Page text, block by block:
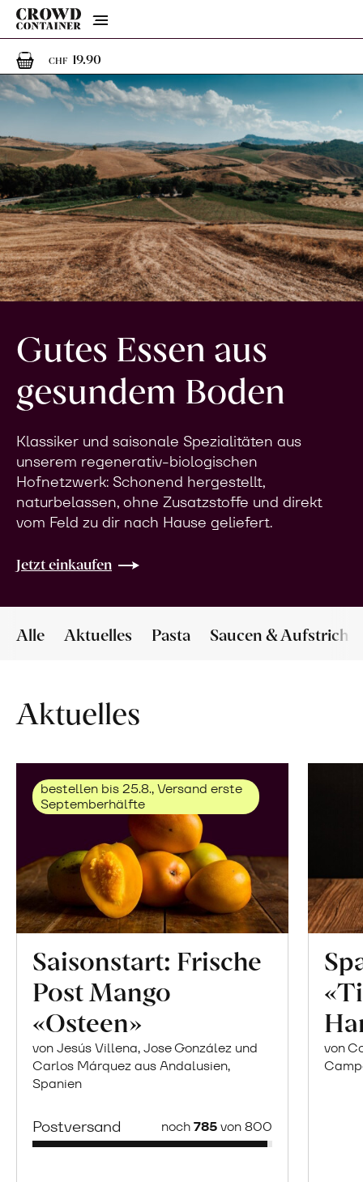
Menu
CHF 19.901 Artikel im Warenkorb
Gutes Essen aus
gesundem Boden
Klassiker und saisonale Spezialitäten aus
unserem regenerativ-biologischen
Hofnetzwerk: Schonend hergestellt,
naturbelassen, ohne Zusatzstoffe und direkt
vom Feld zu dir nach Hause geliefert.
Jetzt einkaufen
Alle Aktuelles Pasta Saucen & Aufstriche
Aktuelles
bestellen bis 25.8., Versand erste
Septemberhälfte
Saisonstart: Frische
Post Mango
«Osteen»
von Jesús Villena, Jose González und
Carlos Márquez aus Andalusien,
Spanien
Postversand noch785von 800
von